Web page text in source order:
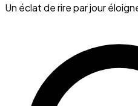
Un éclat de rire par jour